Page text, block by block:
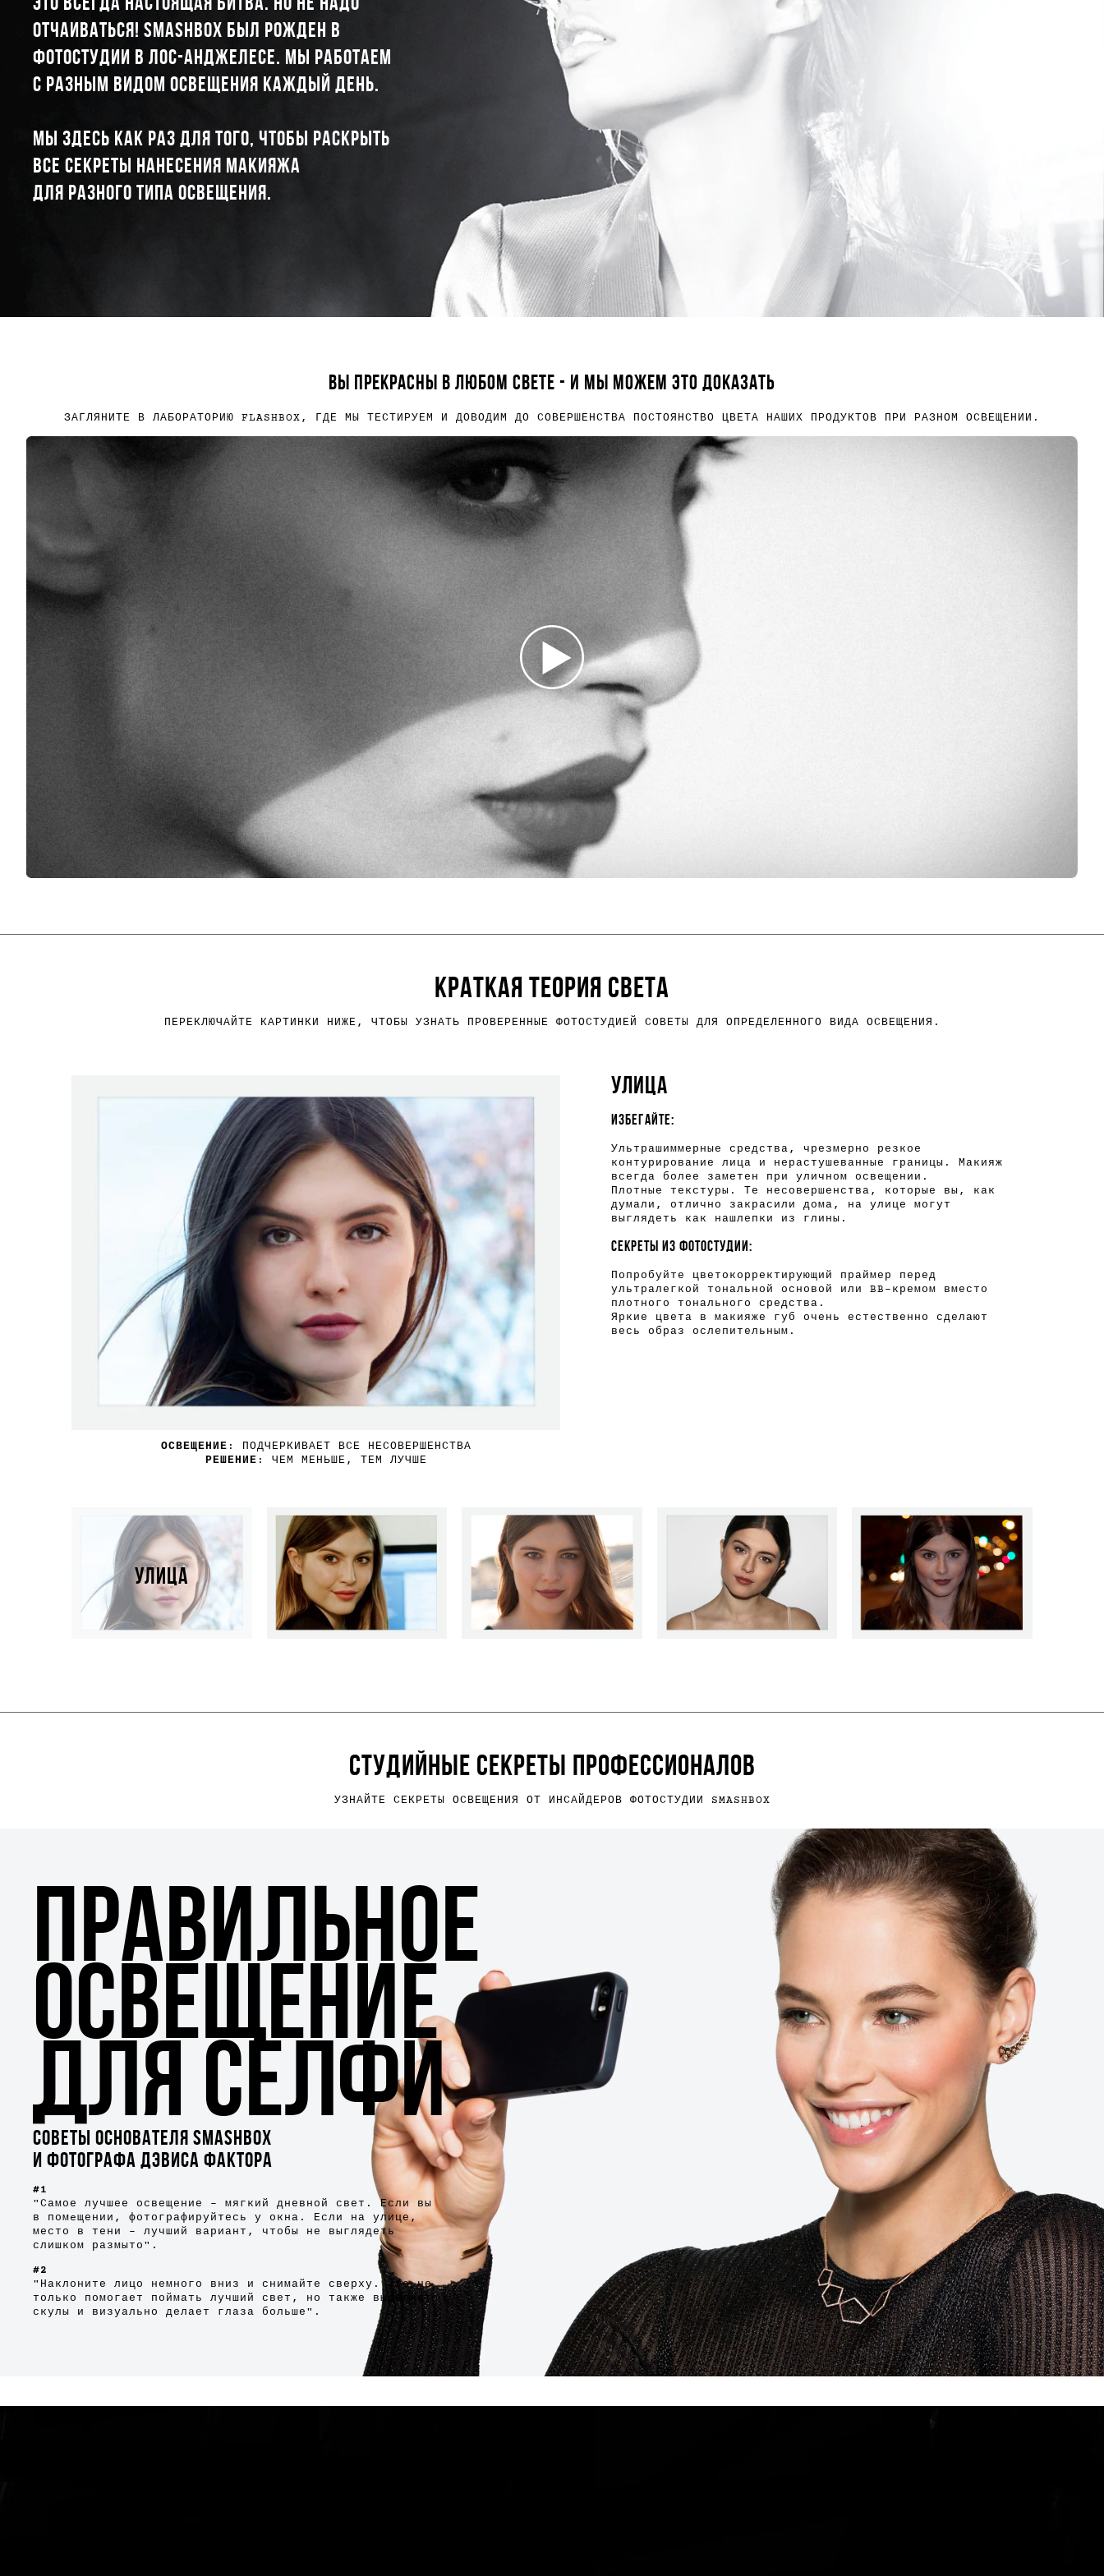
ОТЧАИВАТЬСЯ! SMASHBOX БЫЛ РОЖДЕН В
ФОТОСТУДИИ В ЛОС-АНДЖЕЛЕСЕ. МЫ РАБОТАЕМ
С РАЗНЫМ ВИДОМ ОСВЕЩЕНИЯ КАЖДЫЙ ДЕНЬ.
МЫ ЗДЕСЬ КАК РАЗ ДЛЯ ТОГО, ЧТОБЫ РАСКРЫТЬ
ВСЕ СЕКРЕТЫ НАНЕСЕНИЯ МАКИЯЖА
ДЛЯ РАЗНОГО ТИПА ОСВЕЩЕНИЯ.
ВЫ ПРЕКРАСНЫ В ЛЮБОМ СВЕТЕ - И МЫ МОЖЕМ ЭТО ДОКАЗАТЬ
ЗАГЛЯНИТЕ В ЛАБОРАТОРИЮ FLASHBOX, ГДЕ МЫ ТЕСТИРУЕМ И ДОВОДИМ ДО СОВЕРШЕНСТВА ПОСТОЯНСТВО ЦВЕТА НАШИХ ПРОДУКТОВ ПРИ РАЗНОМ ОСВЕЩЕНИИ.
КРАТКАЯ ТЕОРИЯ СВЕТА
ПЕРЕКЛЮЧАЙТЕ КАРТИНКИ НИЖЕ, ЧТОБЫ УЗНАТЬ ПРОВЕРЕННЫЕ ФОТОСТУДИЕЙ СОВЕТЫ ДЛЯ ОПРЕДЕЛЕННОГО ВИДА ОСВЕЩЕНИЯ.
ОСВЕЩЕНИЕ : ПОДЧЕРКИВАЕТ ВСЕ НЕСОВЕРШЕНСТВА
РЕШЕНИЕ : ЧЕМ МЕНЬШЕ, ТЕМ ЛУЧШЕ
УЛИЦА
ИЗБЕГАЙТЕ:
Ультрашиммерные средства, чрезмерно резкое
контурирование лица и нерастушеванные границы. Макияж
всегда более заметен при уличном освещении.
Плотные текстуры. Те несовершенства, которые вы, как
думали, отлично закрасили дома, на улице могут
выглядеть как нашлепки из глины.
СЕКРЕТЫ ИЗ ФОТОСТУДИИ:
Попробуйте цветокорректирующий праймер перед
ультралегкой тональной основой или BB-кремом вместо
плотного тонального средства.
Яркие цвета в макияже губ очень естественно сделают
весь образ ослепительным.
УЛИЦА
СТУДИЙНЫЕ СЕКРЕТЫ ПРОФЕССИОНАЛОВ
УЗНАЙТЕ СЕКРЕТЫ ОСВЕЩЕНИЯ ОТ ИНСАЙДЕРОВ ФОТОСТУДИИ SMASHBOX
ПРАВИЛЬНОЕ
ОСВЕЩЕНИЕ
ДЛЯ СЕЛФИ
СОВЕТЫ ОСНОВАТЕЛЯ SMASHBOX
И ФОТОГРАФА ДЭВИСА ФАКТОРА
#1
"Самое лучшее освещение – мягкий дневной свет. Если вы
в помeщении, фотографируйтесь у окна. Если на улице,
место в тени – лучший вариант, чтобы не выглядеть
слишком размыто".
#2
"Наклоните лицо немного вниз и снимайте сверху. Это не
только помогает поймать лучший свет, но также выделяет
скулы и визуально делает глаза больше".